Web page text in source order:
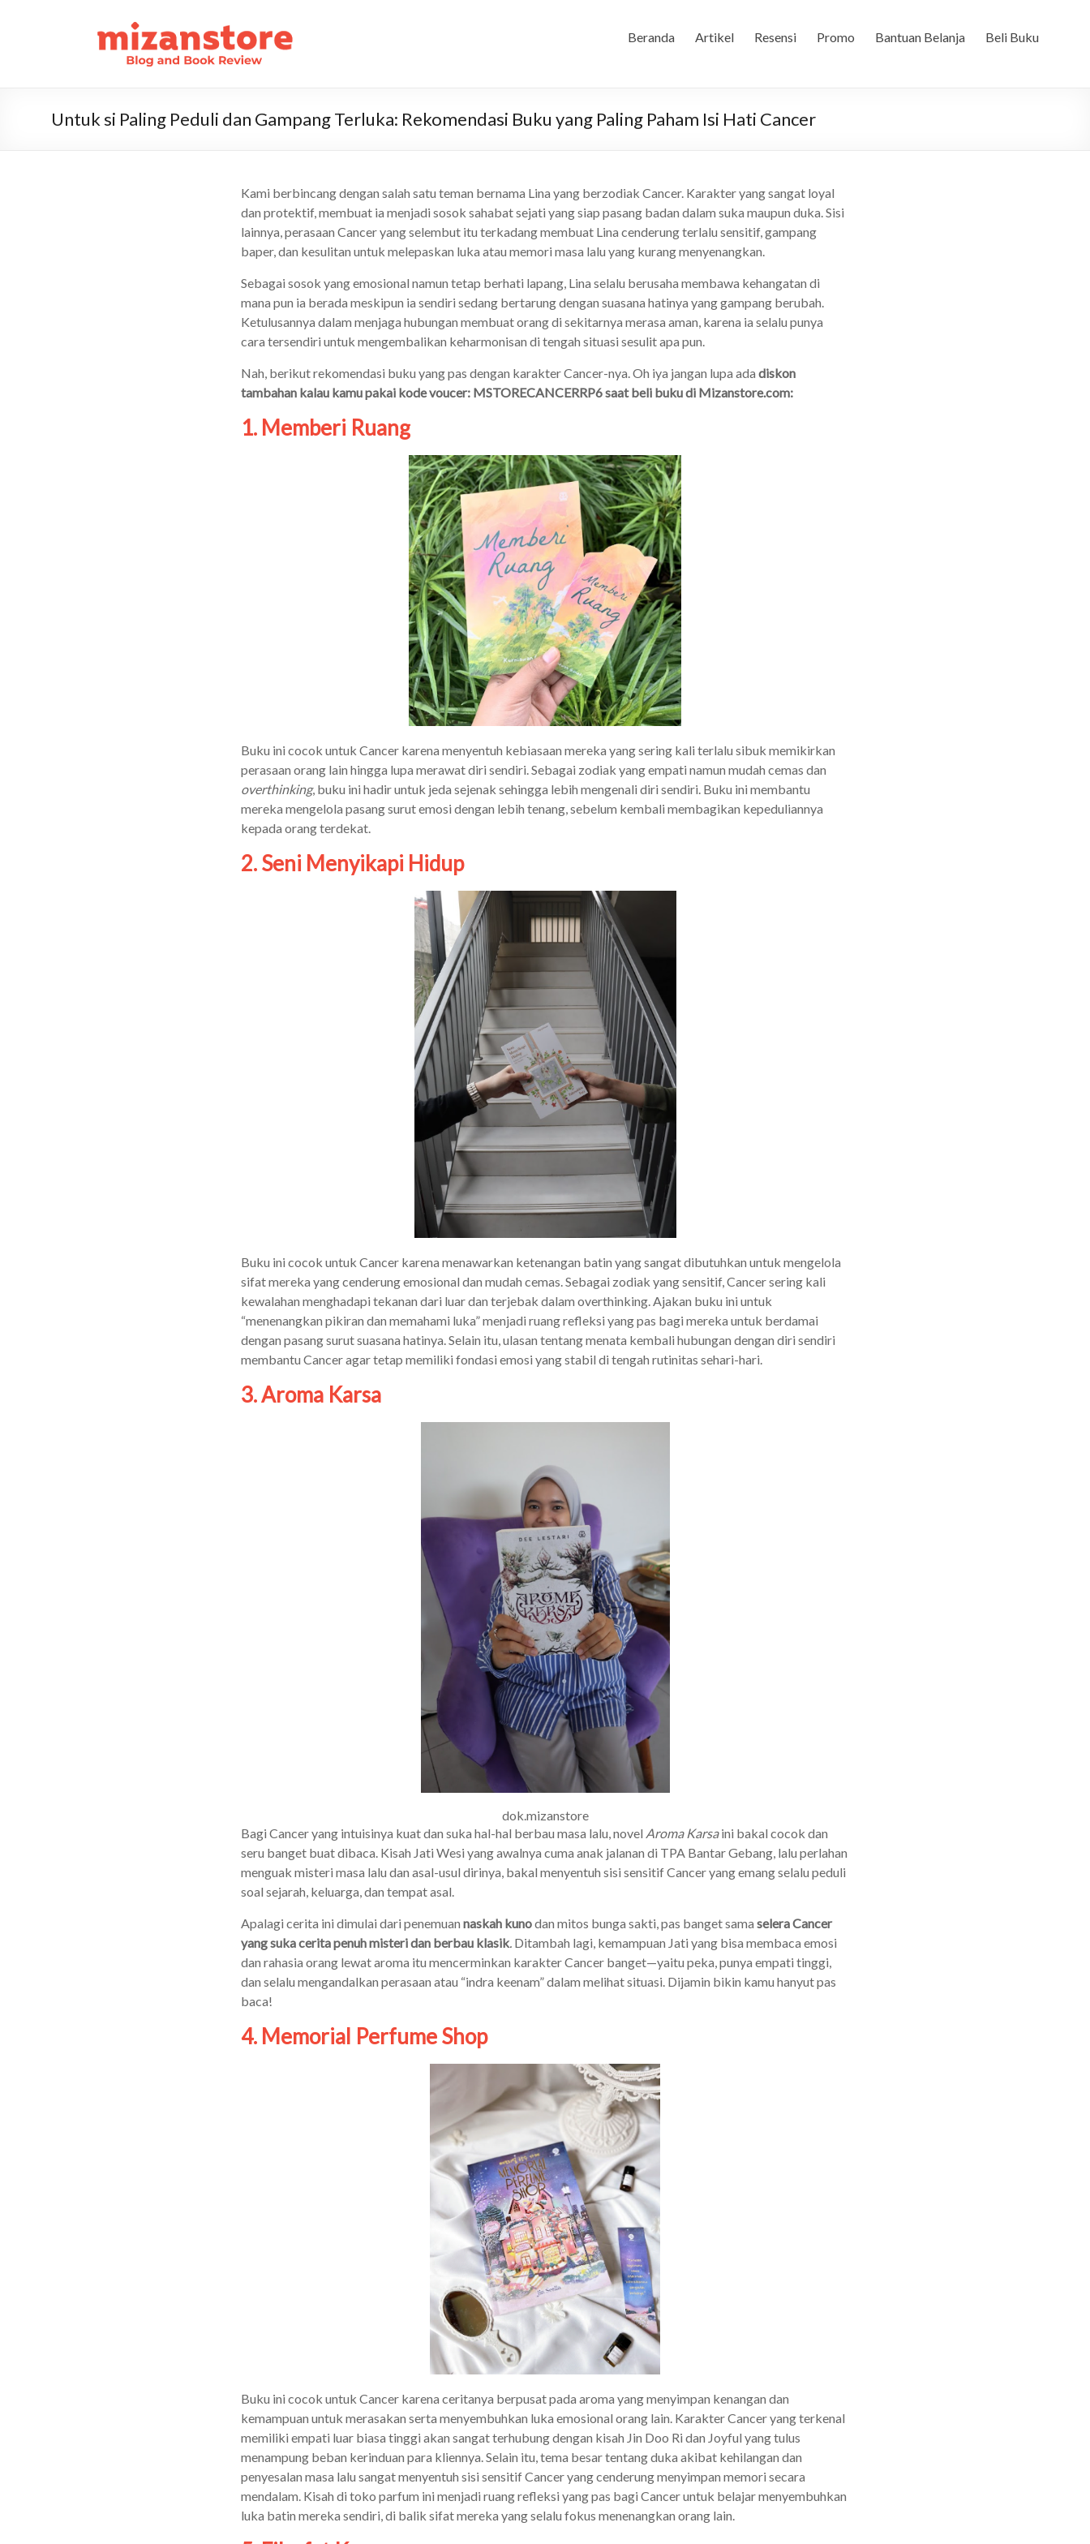
Beranda Artikel Resensi Promo Bantuan Belanja Beli Buku
Untuk si Paling Peduli dan Gampang Terluka: Rekomendasi Buku yang Paling Paham Isi Hati Cancer
Kami berbincang dengan salah satu teman bernama Lina yang berzodiak Cancer. Karakter yang sangat loyal
dan protektif, membuat ia menjadi sosok sahabat sejati yang siap pasang badan dalam suka maupun duka. Sisi
lainnya, perasaan Cancer yang selembut itu terkadang membuat Lina cenderung terlalu sensitif, gampang
baper, dan kesulitan untuk melepaskan luka atau memori masa lalu yang kurang menyenangkan.
Sebagai sosok yang emosional namun tetap berhati lapang, Lina selalu berusaha membawa kehangatan di
mana pun ia berada meskipun ia sendiri sedang bertarung dengan suasana hatinya yang gampang berubah.
Ketulusannya dalam menjaga hubungan membuat orang di sekitarnya merasa aman, karena ia selalu punya
cara tersendiri untuk mengembalikan keharmonisan di tengah situasi sesulit apa pun.
Nah, berikut rekomendasi buku yang pas dengan karakter Cancer-nya. Oh iya jangan lupa ada diskon
tambahan kalau kamu pakai kode voucer: MSTORECANCERRP6 saat beli buku di Mizanstore.com:
1. Memberi Ruang
Buku ini cocok untuk Cancer karena menyentuh kebiasaan mereka yang sering kali terlalu sibuk memikirkan
perasaan orang lain hingga lupa merawat diri sendiri. Sebagai zodiak yang empati namun mudah cemas dan
overthinking, buku ini hadir untuk jeda sejenak sehingga lebih mengenali diri sendiri. Buku ini membantu
mereka mengelola pasang surut emosi dengan lebih tenang, sebelum kembali membagikan kepeduliannya
kepada orang terdekat.
2. Seni Menyikapi Hidup
Buku ini cocok untuk Cancer karena menawarkan ketenangan batin yang sangat dibutuhkan untuk mengelola
sifat mereka yang cenderung emosional dan mudah cemas. Sebagai zodiak yang sensitif, Cancer sering kali
kewalahan menghadapi tekanan dari luar dan terjebak dalam overthinking. Ajakan buku ini untuk
“menenangkan pikiran dan memahami luka” menjadi ruang refleksi yang pas bagi mereka untuk berdamai
dengan pasang surut suasana hatinya. Selain itu, ulasan tentang menata kembali hubungan dengan diri sendiri
membantu Cancer agar tetap memiliki fondasi emosi yang stabil di tengah rutinitas sehari-hari.
3. Aroma Karsa
dok.mizanstore
Bagi Cancer yang intuisinya kuat dan suka hal-hal berbau masa lalu, novel Aroma Karsaini bakal cocok dan
seru banget buat dibaca. Kisah Jati Wesi yang awalnya cuma anak jalanan di TPA Bantar Gebang, lalu perlahan
menguak misteri masa lalu dan asal-usul dirinya, bakal menyentuh sisi sensitif Cancer yang emang selalu peduli
soal sejarah, keluarga, dan tempat asal.
Apalagi cerita ini dimulai dari penemuan naskah kunodan mitos bunga sakti, pas banget sama selera Cancer
yang suka cerita penuh misteri dan berbau klasik. Ditambah lagi, kemampuan Jati yang bisa membaca emosi
dan rahasia orang lewat aroma itu mencerminkan karakter Cancer banget—yaitu peka, punya empati tinggi,
dan selalu mengandalkan perasaan atau “indra keenam” dalam melihat situasi. Dijamin bikin kamu hanyut pas
baca!
4. Memorial Perfume Shop
Buku ini cocok untuk Cancer karena ceritanya berpusat pada aroma yang menyimpan kenangan dan
kemampuan untuk merasakan serta menyembuhkan luka emosional orang lain. Karakter Cancer yang terkenal
memiliki empati luar biasa tinggi akan sangat terhubung dengan kisah Jin Doo Ri dan Joyful yang tulus
menampung beban kerinduan para kliennya. Selain itu, tema besar tentang duka akibat kehilangan dan
penyesalan masa lalu sangat menyentuh sisi sensitif Cancer yang cenderung menyimpan memori secara
mendalam. Kisah di toko parfum ini menjadi ruang refleksi yang pas bagi Cancer untuk belajar menyembuhkan
luka batin mereka sendiri, di balik sifat mereka yang selalu fokus menenangkan orang lain.